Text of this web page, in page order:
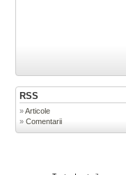
RSS
Articole
Comentarii